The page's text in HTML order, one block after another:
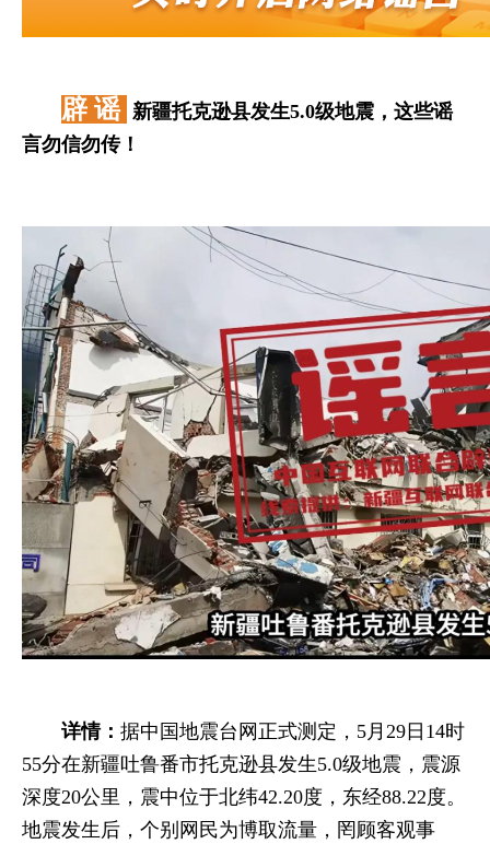
辟 谣 新疆托克逊县发生5.0级地震，这些谣
言勿信勿传！
详情： 据中国地震台网正式测定，5月29日14时
55分在新疆吐鲁番市托克逊县发生5.0级地震，震源
深度20公里，震中位于北纬42.20度，东经88.22度。
地震发生后，个别网民为博取流量，罔顾客观事